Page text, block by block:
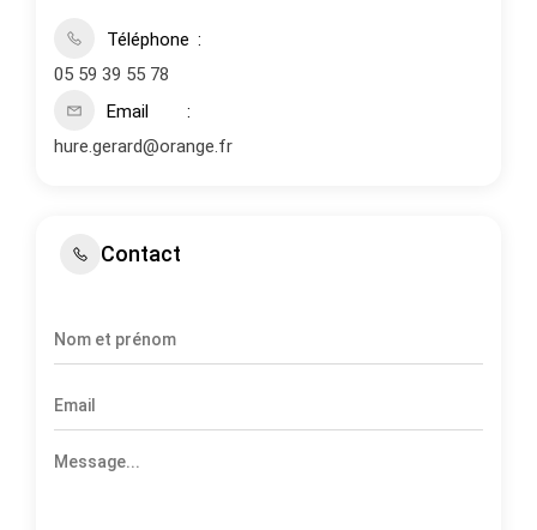
Téléphone
05 59 39 55 78
Email
hure.gerard@orange.fr
Contact